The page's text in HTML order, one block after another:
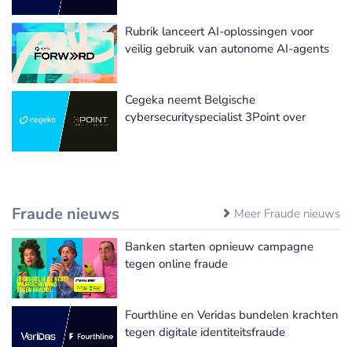
Rubrik lanceert AI-oplossingen voor
veilig gebruik van autonome AI-agents
Cegeka neemt Belgische
cybersecurityspecialist 3Point over
Fraude nieuws Meer Fraude nieuws
Banken starten opnieuw campagne
tegen online fraude
Fourthline en Veridas bundelen krachten
tegen digitale identiteitsfraude